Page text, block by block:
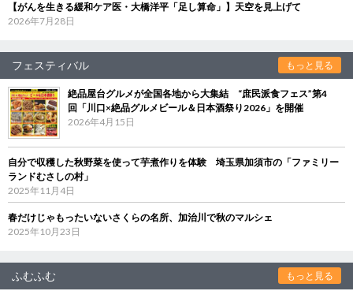
【がんを生きる緩和ケア医・大橋洋平「足し算命」】天空を見上げて
2026年7月28日
フェスティバル もっと見る
絶品屋台グルメが全国各地から大集結 “庶民派食フェス”第4
回「川口×絶品グルメビール＆日本酒祭り2026」を開催
2026年4月15日
自分で収穫した秋野菜を使って芋煮作りを体験 埼玉県加須市の「ファミリー
ランドむさしの村」
2025年11月4日
春だけじゃもったいないさくらの名所、加治川で秋のマルシェ
2025年10月23日
ふむふむ もっと見る